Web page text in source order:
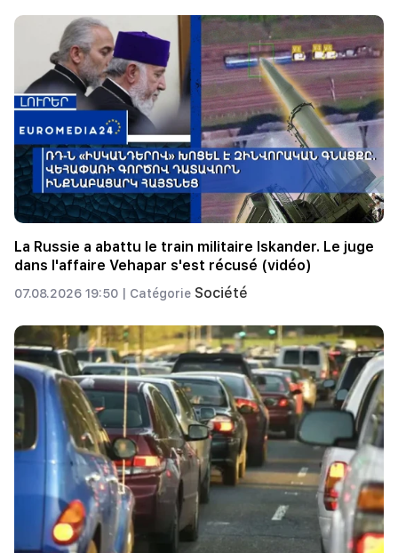
La Russie a abattu le train militaire Iskander. Le juge
dans l'affaire Vehapar s'est récusé (vidéo)
07.08.2026 19:50 | Catégorie Société